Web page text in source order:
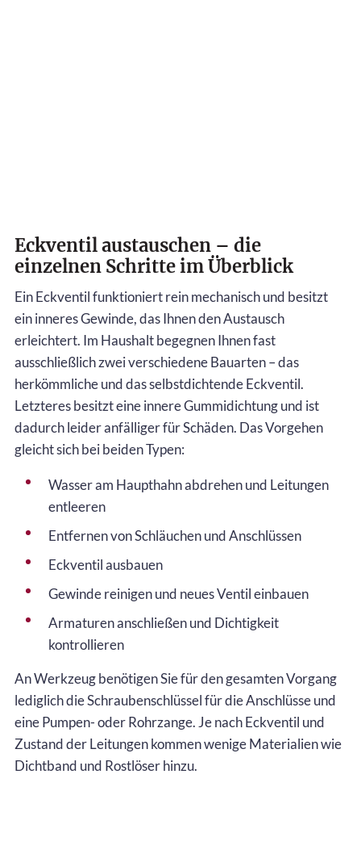
Eckventil austauschen – die
einzelnen Schritte im Überblick
Ein Eckventil funktioniert rein mechanisch und besitzt
ein inneres Gewinde, das Ihnen den Austausch
erleichtert. Im Haushalt begegnen Ihnen fast
ausschließlich zwei verschiedene Bauarten – das
herkömmliche und das selbstdichtende Eckventil.
Letzteres besitzt eine innere Gummidichtung und ist
dadurch leider anfälliger für Schäden. Das Vorgehen
gleicht sich bei beiden Typen:
Wasser am Haupthahn abdrehen und Leitungen
entleeren
Entfernen von Schläuchen und Anschlüssen
Eckventil ausbauen
Gewinde reinigen und neues Ventil einbauen
Armaturen anschließen und Dichtigkeit
kontrollieren
An Werkzeug benötigen Sie für den gesamten Vorgang
lediglich die Schraubenschlüssel für die Anschlüsse und
eine Pumpen- oder Rohrzange. Je nach Eckventil und
Zustand der Leitungen kommen wenige Materialien wie
Dichtband und Rostlöser hinzu.